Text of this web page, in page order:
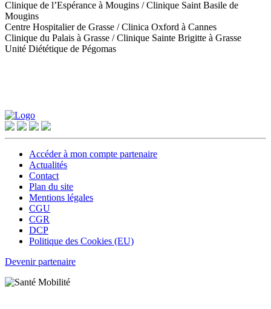
Clinique de l’Espérance à Mougins / Clinique Saint Basile de
Mougins
Centre Hospitalier de Grasse / Clinica Oxford à Cannes
Clinique du Palais à Grasse / Clinique Sainte Brigitte à Grasse
Unité Diététique de Pégomas
Accéder à mon compte partenaire
Actualités
Contact
Plan du site
Mentions légales
CGU
CGR
DCP
Politique des Cookies (EU)
Devenir partenaire